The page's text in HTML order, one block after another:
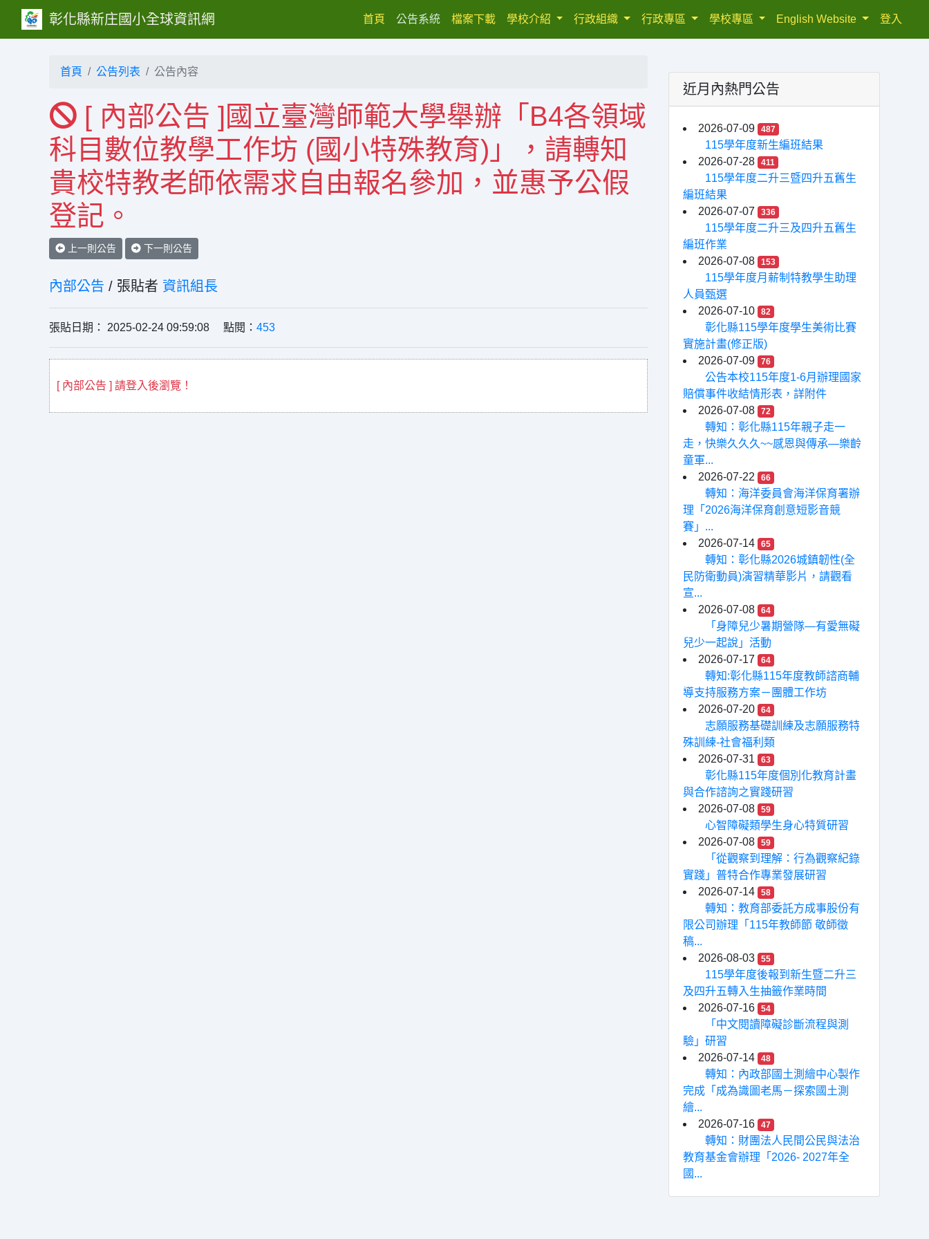
彰化縣新庄國小全球資訊網 首頁(current)
公告系統 檔案下載 學校介紹 行政組織 行政專區 學校專區 English Website 登入
首頁 公告列表 公告內容
[ 內部公告 ]國立臺灣師範大學舉辦「B4各領域
科目數位教學工作坊 (國小特殊教育)」，請轉知
貴校特教老師依需求自由報名參加，並惠予公假
登記。
上一則公告 下一則公告
內部公告 / 張貼者 資訊組長
張貼日期： 2025-02-24 09:59:08 點閱： 453
[ 內部公告 ] 請登入後瀏覽！
近月內熱門公告
2026-07-09 487
115學年度新生編班結果
2026-07-28
411
115學年度二升三暨四升五舊生
編班結果
2026-07-07
336
115學年度二升三及四升五舊生
編班作業
2026-07-08
153
115學年度月薪制特教學生助理
人員甄選
2026-07-10
82
彰化縣115學年度學生美術比賽
實施計畫(修正版)
2026-07-09
76
公告本校115年度1-6月辦理國家
賠償事件收結情形表，詳附件
2026-07-08
72
轉知：彰化縣115年親子走一
走，快樂久久久~~感恩與傳承—樂齡
童軍...
2026-07-22
66
轉知：海洋委員會海洋保育署辦
理「2026海洋保育創意短影音競
賽」...
2026-07-14
65
轉知：彰化縣2026城鎮韌性(全
民防衛動員)演習精華影片，請觀看
宣...
2026-07-08
64
「身障兒少暑期營隊—有愛無礙
兒少一起說」活動
2026-07-17
64
轉知:彰化縣115年度教師諮商輔
導支持服務方案－團體工作坊
2026-07-20
64
志願服務基礎訓練及志願服務特
殊訓練-社會福利類
2026-07-31
63
彰化縣115年度個別化教育計畫
與合作諮詢之實踐研習
2026-07-08
59
心智障礙類學生身心特質研習
2026-07-08
59
「從觀察到理解：行為觀察紀錄
實踐」普特合作專業發展研習
2026-07-14
58
轉知：教育部委託方成事股份有
限公司辦理「115年教師節 敬師徵
稿...
2026-08-03
55
115學年度後報到新生暨二升三
及四升五轉入生抽籤作業時間
2026-07-16
54
「中文閱讀障礙診斷流程與測
驗」研習
2026-07-14
48
轉知：內政部國土測繪中心製作
完成「成為識圖老馬－探索國土測
繪...
2026-07-16
47
轉知：財團法人民間公民與法治
教育基金會辦理「2026- 2027年全
國...